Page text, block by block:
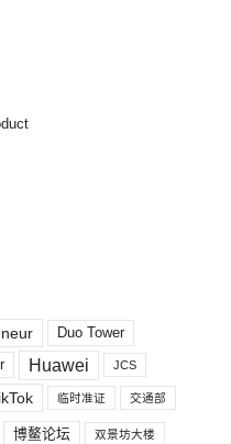
Duo Tower
Huawei JCS
临时准证 交通部
博鳌论坛 双景坊大楼